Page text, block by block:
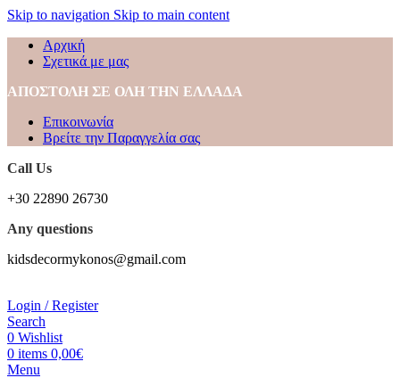
Skip to navigation Skip to main content
Αρχική
Σχετικά με μας
ΑΠΟΣΤΟΛΗ ΣΕ ΟΛΗ ΤΗΝ ΕΛΛΑΔΑ
Επικοινωνία
Βρείτε την Παραγγελία σας
Call Us
+30 22890 26730
Any questions
kidsdecormykonos@gmail.com
Login / Register
Search
0 Wishlist
0 items 0,00€
Menu